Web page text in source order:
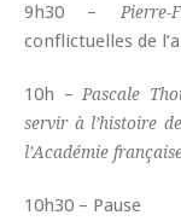
9h30 –
conflictuelles de
10h –Pascale
servir à l’histoire
l’Académie
10h30 – Pause